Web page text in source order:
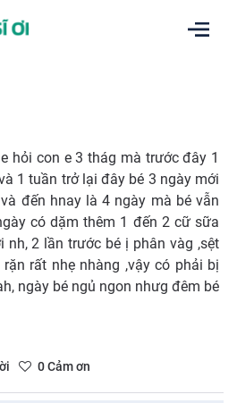
hỏi con e 3 thág mà trước đây 1
1 tuần trở lại đây bé 3 ngày mới
đến hnay là 4 ngày mà bé vẫn
có dặm thêm 1 đến 2 cữ sữa
nh, 2 lần trước bé ị phân vàg ,sệt
rất nhẹ nhàng ,vậy có phải bị
ngày bé ngủ ngon nhưg đêm bé
0Cảm ơn